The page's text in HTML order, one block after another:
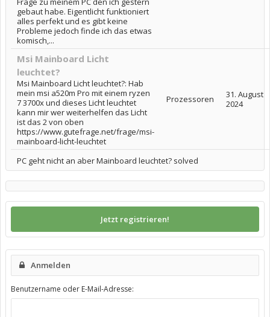
gebaut habe. Eigentlicht funktioniert
alles perfekt und es gibt keine
Probleme jedoch finde ich das etwas
komisch,...
Msi Mainboard Licht
leuchtet?
Msi Mainboard Licht leuchtet?: Hab
mein msi a520m Pro mit einem ryzen
7 3700x und dieses Licht leuchtet
kann mir wer weiterhelfen das Licht
ist das 2 von oben
https://www.gutefrage.net/frage/msi-
mainboard-licht-leuchtet
Prozessoren
31. August
2024
PC geht nicht an aber Mainboard leuchtet? solved
Jetzt registrieren!
Anmelden
Benutzername oder E-Mail-Adresse: